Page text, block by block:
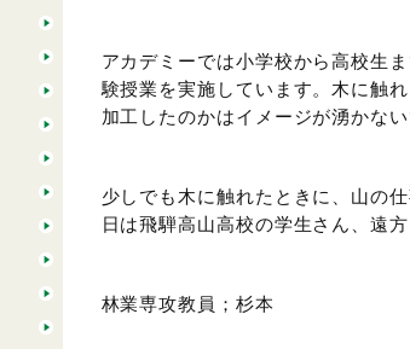
アカデミーでは小学校から高校生
験授業を実施しています。木に触
加工したのかはイメージが湧かない
少しでも木に触れたときに、山の
日は飛騨高山高校の学生さん、遠
林業専攻教員；杉本